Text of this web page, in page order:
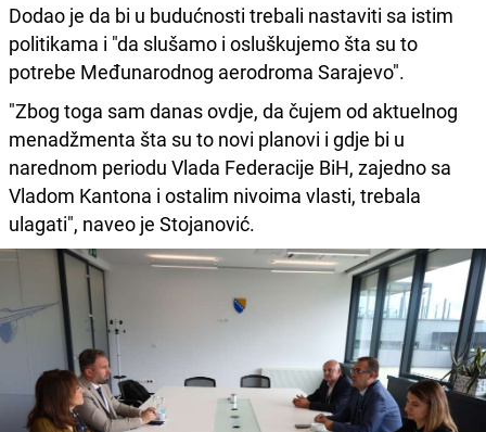
Dodao je da bi u budućnosti trebali nastaviti sa istim
politikama i "da slušamo i osluškujemo šta su to
potrebe Međunarodnog aerodroma Sarajevo".
"Zbog toga sam danas ovdje, da čujem od aktuelnog
menadžmenta šta su to novi planovi i gdje bi u
narednom periodu Vlada Federacije BiH, zajedno sa
Vladom Kantona i ostalim nivoima vlasti, trebala
ulagati", naveo je Stojanović.